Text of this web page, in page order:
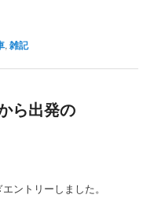
,雑記
ら出発の
ントリーしました。